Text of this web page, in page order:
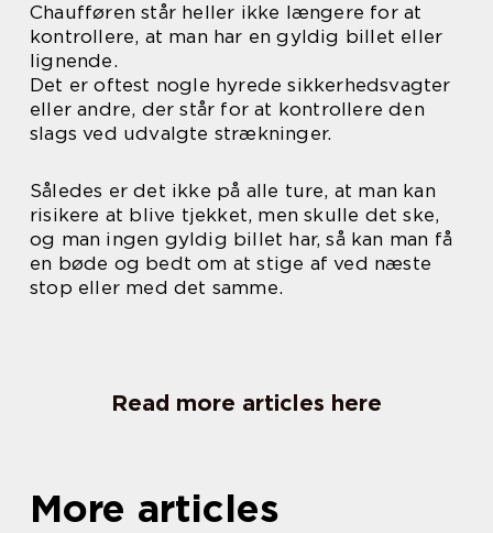
Chaufføren står heller ikke længere for at
kontrollere, at man har en gyldig billet eller
lignende.
Det er oftest nogle hyrede sikkerhedsvagter
eller andre, der står for at kontrollere den
slags ved udvalgte strækninger.
Således er det ikke på alle ture, at man kan
risikere at blive tjekket, men skulle det ske,
og man ingen gyldig billet har, så kan man få
en bøde og bedt om at stige af ved næste
stop eller med det samme.
Read more articles here
More articles